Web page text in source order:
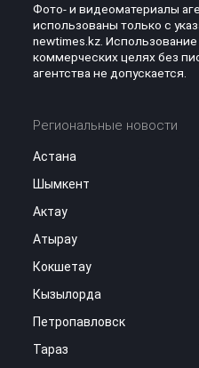
Фото- и видеоматериалы
использованы только с
newtimes.kz.
коммерческих целях без
агентства не допускается.
Региональные новости
Астана
Шымкент
Актау
Атырау
Кокшетау
Кызылорда
Петропавловск
Тараз